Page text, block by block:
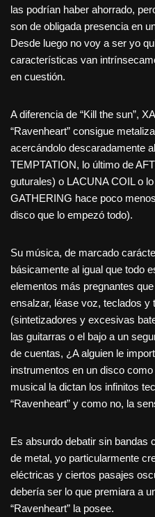
las podrían haber ahorrado,
son de obligada presencia en
Desde luego no voy a ser yo
características van
en cuestión.
A diferencia de “Kill the sun”,
“Ravenheart” consigue
acercándolo descaradamente
TEMPTATION, lo último de
guturales) o LACUNA COIL o
GATHERING hace poco
disco que lo empezó todo).
Su música, de marcado
básicamente al igual que todo
elementos más pregnantes
ensalzar, léase voz, teclados y
(sintetizadores y excesivas
las guitarras o el bajo a un
de cuentas, ¿A alguien le
instrumentos en un disco
musical la dictan los infinitos
“Ravenheart” y como no, la
Es absurdo debatir sin bandas
de metal, yo particularmente
eléctricas y ciertos pasajes
debería ser lo que premiara a
“Ravenheart” la posee.